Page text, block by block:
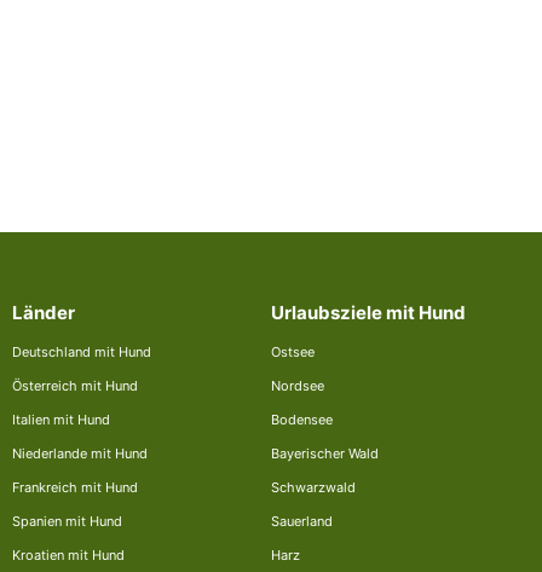
Länder
Deutschland mit Hund
Österreich mit Hund
Italien mit Hund
Niederlande mit Hund
Frankreich mit Hund
Spanien mit Hund
Kroatien mit Hund
Urlaubsziele mit Hund
Ostsee
Nordsee
Bodensee
Bayerischer Wald
Schwarzwald
Sauerland
Harz